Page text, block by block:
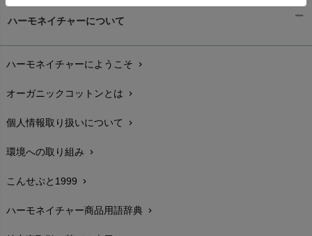
配送と送料chevron_right
在庫状況と発送予定chevron_right
サイズ・寸法chevron_right
生地・素材chevron_right
お手入れについて
レビューを書こうchevron_right
ハーモネイチャーについて
ハーモネイチャーにようこそ chevron_right
オーガニックコットンとは chevron_right
個人情報取り扱いについて chevron_right
環境への取り組み chevron_right
こんせぷと1999 chevron_right
ハーモネイチャー商品用語辞典 chevron_right